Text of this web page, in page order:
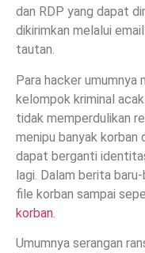
dan RDP yang dapat
dikirimkan melalui
tautan.
Para hacker umumnya
kelompok kriminal
tidak memperdulikan
menipu banyak korban
dapat berganti
lagi. Dalam berita
file korban sampai
korban
Umumnya serangan